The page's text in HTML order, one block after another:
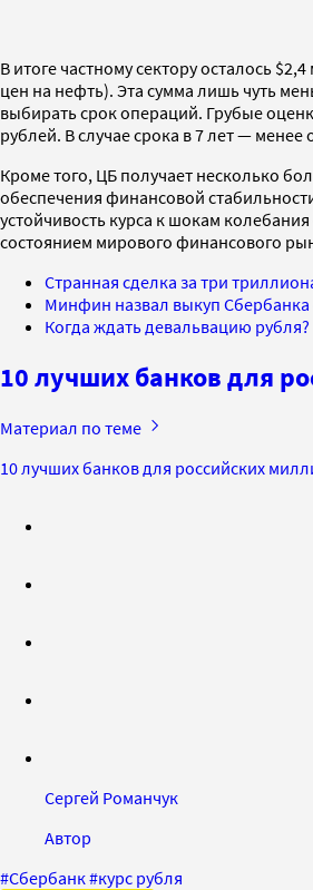
В итоге частному сектору осталось
цен на нефть). Эта сумма лишь чуть
выбирать срок операций. Грубые
рублей. В случае срока в 7 лет — менее
Кроме того, ЦБ получает несколько
обеспечения финансовой
устойчивость курса к шокам
состоянием мирового финансового
Странная сделка за три
Минфин назвал выкуп
Когда ждать девальвацию рубля?
10 лучших банков для
Материал по теме
10 лучших банков для российских
Сергей Романчук
Автор
#Сбербанк#курс рубля